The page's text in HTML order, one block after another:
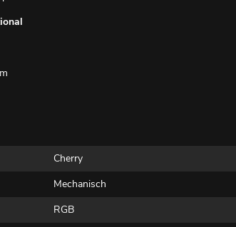
Cherry
Mechanisch
RGB